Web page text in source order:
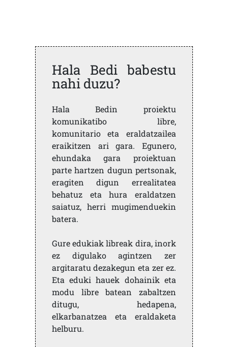
Hala Bedi babestu
nahi duzu?
Hala Bedin proiektu
komunikatibo libre,
komunitario eta eraldatzailea
eraikitzen ari gara. Egunero,
ehundaka gara proiektuan
parte hartzen dugun pertsonak,
eragiten digun errealitatea
behatuz eta hura eraldatzen
saiatuz, herri mugimenduekin
batera.
Gure edukiak libreak dira, inork
ez digulako agintzen zer
argitaratu dezakegun eta zer ez.
Eta eduki hauek dohainik eta
modu libre batean zabaltzen
ditugu, hedapena,
elkarbanatzea eta eraldaketa
helburu.